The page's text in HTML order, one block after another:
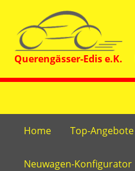
Home Top-Angebote
Neuwagen-Konfigurator